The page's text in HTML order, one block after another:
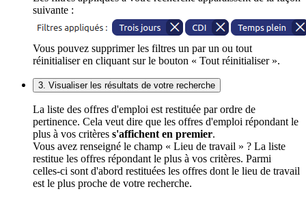
suivante :
Vous pouvez supprimer les filtres un par un ou tout
réinitialiser en cliquant sur le bouton « Tout réinitialiser ».
3. Visualiser les résultats de votre recherche
La liste des offres d'emploi est restituée par ordre de
pertinence. Cela veut dire que les offres d'emploi répondant le
plus à vos critères s'affichent en premier.
Vous avez renseigné le champ « Lieu de travail » ? La liste
restitue les offres répondant le plus à vos critères. Parmi
celles-ci sont d'abord restituées les offres dont le lieu de travail
est le plus proche de votre recherche.